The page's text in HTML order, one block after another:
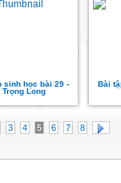
sinh học bài 29 -
Trọng Long
Bài
3 4 5 6 7 8